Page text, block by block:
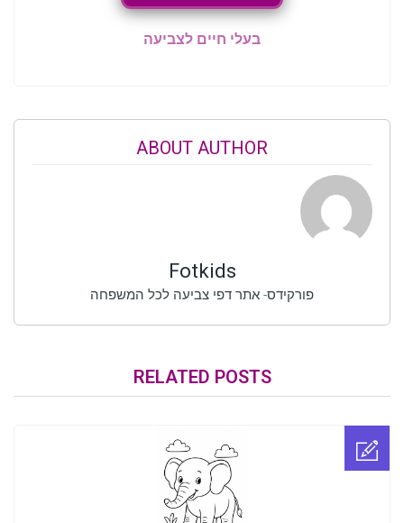
בעלי חיים לצביעה
ABOUT AUTHOR
Fotkids
פורקידס- אתר דפי צביעה לכל המשפחה
RELATED POSTS